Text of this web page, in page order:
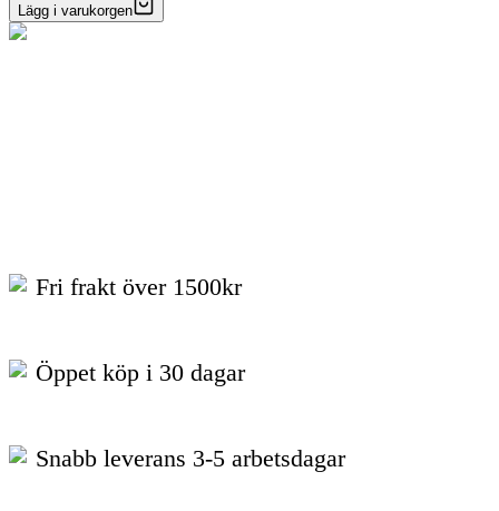
Lägg i varukorgen
Fri frakt över 1500kr
Öppet köp i 30 dagar
Snabb leverans 3-5 arbetsdagar